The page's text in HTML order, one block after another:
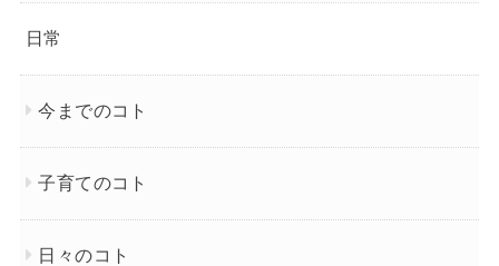
日常
今までのコト
子育てのコト
日々のコト